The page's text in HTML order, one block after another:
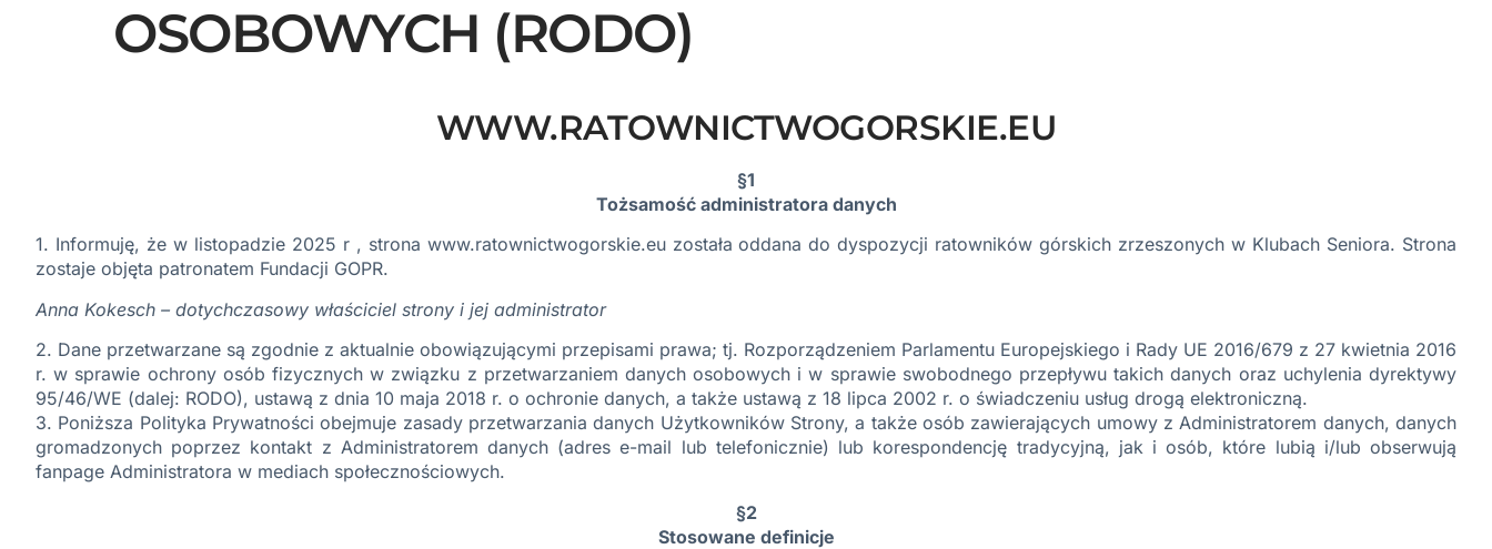
OSOBOWYCH (RODO)
WWW.RATOWNICTWOGORSKIE.EU
§1
Tożsamość administratora danych
1. Informuję, że w listopadzie 2025 r , strona www.ratownictwogorskie.euzostała oddana do dyspozycji ratowników górskich zrzeszonych w Klubach Seniora. Strona
zostaje objęta patronatem Fundacji GOPR.
Anna Kokesch – dotychczasowy właściciel strony i jej administrator
2. Dane przetwarzane są zgodnie z aktualnie obowiązującymi przepisami prawa; tj. Rozporządzeniem Parlamentu Europejskiego i Rady UE 2016/679 z 27 kwietnia 2016
r. w sprawie ochrony osób fizycznych w związku z przetwarzaniem danych osobowych i w sprawie swobodnego przepływu takich danych oraz uchylenia dyrektywy
95/46/WE (dalej: RODO), ustawą z dnia 10 maja 2018 r. o ochronie danych, a także ustawą z 18 lipca 2002 r. o świadczeniu usług drogą elektroniczną.
3. Poniższa Polityka Prywatności obejmuje zasady przetwarzania danych Użytkowników Strony, a także osób zawierających umowy z Administratorem danych, danych
gromadzonych poprzez kontakt z Administratorem danych (adres e-mail lub telefonicznie) lub korespondencję tradycyjną, jak i osób, które lubią i/lub obserwują
fanpage Administratora w mediach społecznościowych.
§2
Stosowane definicje